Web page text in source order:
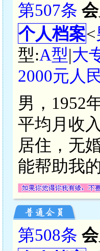
第507条
个人档案<
型:A型|大
2000元人
男，1952
平均月收
居住，无
能帮助我
第508条